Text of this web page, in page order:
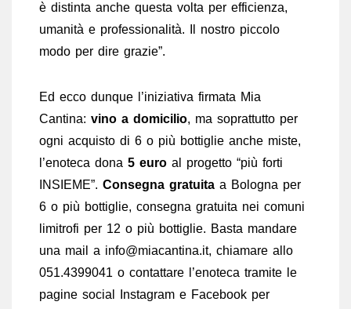
è distinta anche questa volta per efficienza,
umanità e professionalità. Il nostro piccolo
modo per dire grazie”.
Ed ecco dunque l’iniziativa firmata Mia
Cantina: vino a domicilio, ma soprattutto per
ogni acquisto di 6 o più bottiglie anche miste,
l’enoteca dona 5 euro al progetto “più forti
INSIEME”. Consegna gratuita a Bologna per
6 o più bottiglie, consegna gratuita nei comuni
limitrofi per 12 o più bottiglie. Basta mandare
una mail a info@miacantina.it, chiamare allo
051.4399041 o contattare l’enoteca tramite le
pagine social Instagram e Facebook per